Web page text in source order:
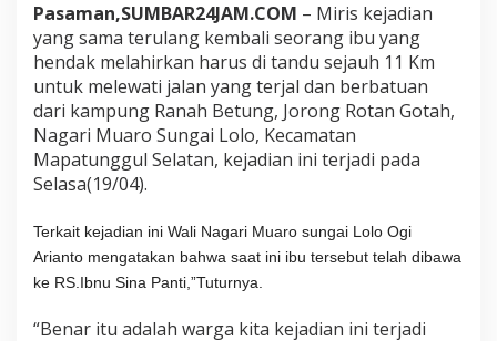
n
g
D
i
p
e
r
b
,
A
h
Pasaman,SUMBAR24JAM.COM – Miris kejadian
yang sama terulang kembali seorang ibu yang
hendak melahirkan harus di tandu sejauh 11 Km
untuk melewati jalan yang terjal dan berbatuan
dari kampung Ranah Betung, Jorong Rotan Gotah,
Nagari Muaro Sungai Lolo, Kecamatan
Mapatunggul Selatan, kejadian ini terjadi pada
Selasa(19/04).
Terkait kejadian ini Wali Nagari Muaro sungai Lolo Ogi
Arianto mengatakan bahwa saat ini ibu tersebut telah dibawa
ke RS.Ibnu Sina Panti,”Tuturnya.
“Benar itu adalah warga kita kejadian ini terjadi